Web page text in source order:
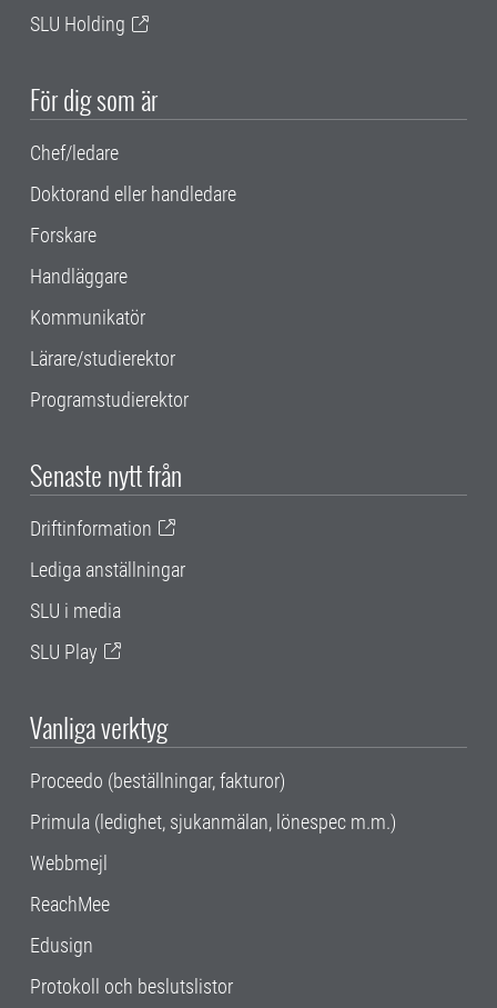
SLU Holding
För dig som är
Chef/ledare
Doktorand eller handledare
Forskare
Handläggare
Kommunikatör
Lärare/studierektor
Programstudierektor
Senaste nytt från
Driftinformation
Lediga anställningar
SLU i media
SLU Play
Vanliga verktyg
Proceedo (beställningar, fakturor)
Primula (ledighet, sjukanmälan, lönespec m.m.)
Webbmejl
ReachMee
Edusign
Protokoll och beslutslistor